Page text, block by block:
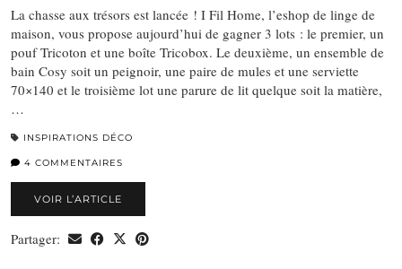
La chasse aux trésors est lancée ! I Fil Home, l’eshop de linge de
maison, vous propose aujourd’hui de gagner 3 lots : le premier, un
pouf Tricoton et une boîte Tricobox. Le deuxième, un ensemble de
bain Cosy soit un peignoir, une paire de mules et une serviette
70×140 et le troisième lot une parure de lit quelque soit la matière,
…
INSPIRATIONS DÉCO
4 COMMENTAIRES
VOIR L’ARTICLE
Partager: